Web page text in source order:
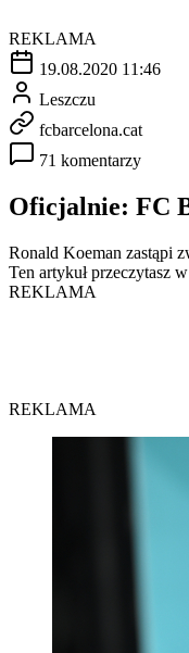
REKLAMA
19.08.2020 11:46
Leszczu
fcbarcelona.cat
71 komentarzy
Oficjalnie: FC
Ronald Koeman zastąpi
Ten artykuł przeczytasz w
REKLAMA
REKLAMA